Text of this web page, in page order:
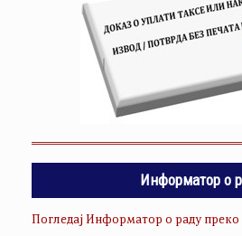
Информатор о
Погледај Информатор о раду преко